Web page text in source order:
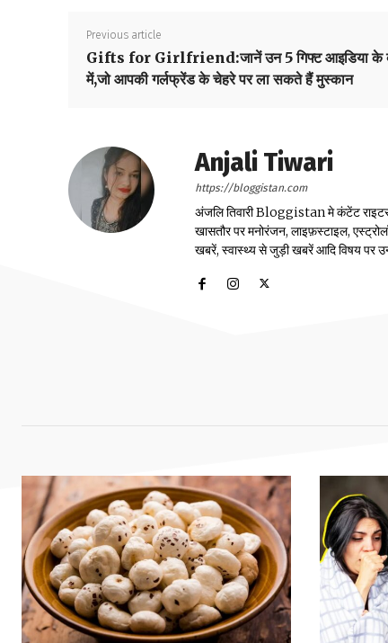
Previous article
Gifts for Girlfriend:जानें उन 5 गिफ्ट आइडिया के
में,जो आपकी गर्लफ्रेंड के चेहरे पर ला सकते हैं मुस्कान
Anjali Tiwari
https://bloggistan.com
अंजलि तिवारी Bloggistan मे कंटेंट राइटर
खासतौर पर मनोरंजन, लाइफ़स्टाइल,
खबरें, स्वास्थ्य से जुड़ी खबरें आदि विषय पर